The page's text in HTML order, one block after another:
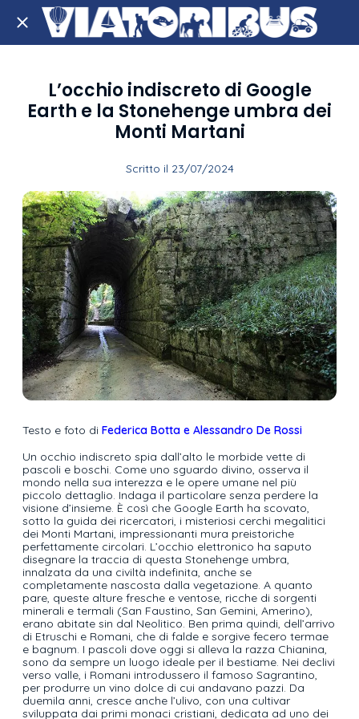
L’occhio indiscreto di Google
Earth e la Stonehenge umbra dei
Monti Martani
Scritto il 23/07/2024
Testo e foto di Federica Botta e Alessandro De Rossi
Un occhio indiscreto spia dall’alto le morbide vette di
pascoli e boschi. Come uno sguardo divino, osserva il
mondo nella sua interezza e le opere umane nel più
piccolo dettaglio. Indaga il particolare senza perdere la
visione d’insieme. È così che Google Earth ha scovato,
sotto la guida dei ricercatori, i misteriosi cerchi megalitici
dei Monti Martani, impressionanti mura preistoriche
perfettamente circolari. L’occhio elettronico ha saputo
disegnare la traccia di questa Stonehenge umbra,
innalzata da una civiltà indefinita, anche se
completamente nascosta dalla vegetazione. A quanto
pare, queste alture fresche e ventose, ricche di sorgenti
minerali e termali (San Faustino, San Gemini, Amerino),
erano abitate sin dal Neolitico. Ben prima quindi, dell’arrivo
di Etruschi e Romani, che di falde e sorgive fecero termae
e bagnum. I pascoli dove oggi si alleva la razza Chianina,
sono da sempre un luogo ideale per il bestiame. Nei declivi
verso valle, i Romani introdussero il famoso Sagrantino,
per produrre un vino dolce di cui andavano pazzi. Da
duemila anni, cresce anche l’ulivo, con una cultivar
sviluppata dai primi monaci cristiani, dedicata ad uno dei